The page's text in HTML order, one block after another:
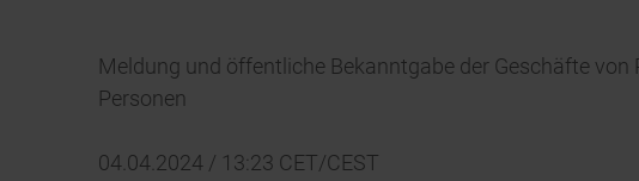
Meldung und öffentliche Bekanntgabe der Geschäfte
Personen
04.04.2024 / 13:23 CET/CEST